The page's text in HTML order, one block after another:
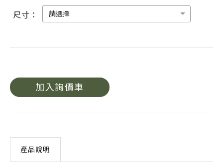
尺寸： 請選擇
加入詢價車
產品說明